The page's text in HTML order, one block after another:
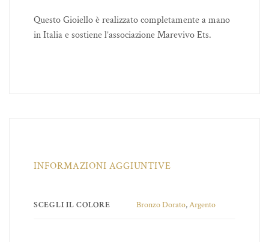
Questo Gioiello è realizzato completamente a mano
in Italia e sostiene l’associazione Marevivo Ets.
INFORMAZIONI AGGIUNTIVE
SCEGLI IL COLORE Bronzo Dorato,Argento